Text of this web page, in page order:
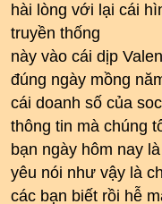
hài lòng với lại cái
truyền thống
này vào cái dịp
đúng ngày mồng
cái doanh số của
thông tin mà chúng
bạn ngày hôm nay
yêu nói như vậy là
các bạn biết rồi hễ